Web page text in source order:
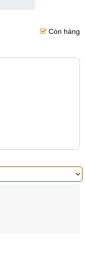
Còn hàng